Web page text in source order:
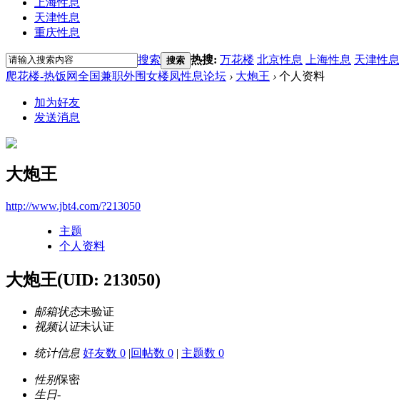
天津性息
重庆性息
搜索 搜索 热搜: 万花楼 北京性息 上海性息 天津性息
爬花楼-热饭网全国兼职外围女楼凤性息论坛 › 大炮王 › 个人资料
加为好友
发送消息
大炮王
http://www.jbt4.com/?213050
主题
个人资料
大炮王(UID: 213050)
邮箱状态未验证
视频认证未认证
统计信息 好友数 0 |回帖数 0 | 主题数 0
性别保密
生日-